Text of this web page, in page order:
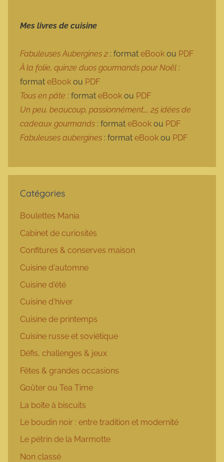
Mes livres de cuisine
Fabuleuses Aubergines 2 : format eBook ou PDF
À la folie, quinze duos gourmands pour Noël :
format eBook ou PDF
Tous en pâte : format eBook ou PDF
Un peu, beaucoup, passionnément…, 25 idées de
cadeaux gourmands : format eBook ou PDF
Fabuleuses aubergines : format eBook ou PDF
Catégories
Boulettes Mania
Cabinet de curiosités
Confitures & conserves maison
Cuisine d'automne
Cuisine d'été
Cuisine d'hiver
Cuisine de printemps
Cuisine russe et soviétique
Défis, challenges & jeux
Fêtes & grandes occasions
Goûter ou Tea Time
La boîte à biscuits
Le boudin noir : entre tradition et modernité
Le pétrin de la Marmotte
Non classé